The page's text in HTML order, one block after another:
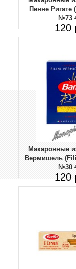
Пенне Ригате
№73
120
Макаронные
Вермишель
№30
120